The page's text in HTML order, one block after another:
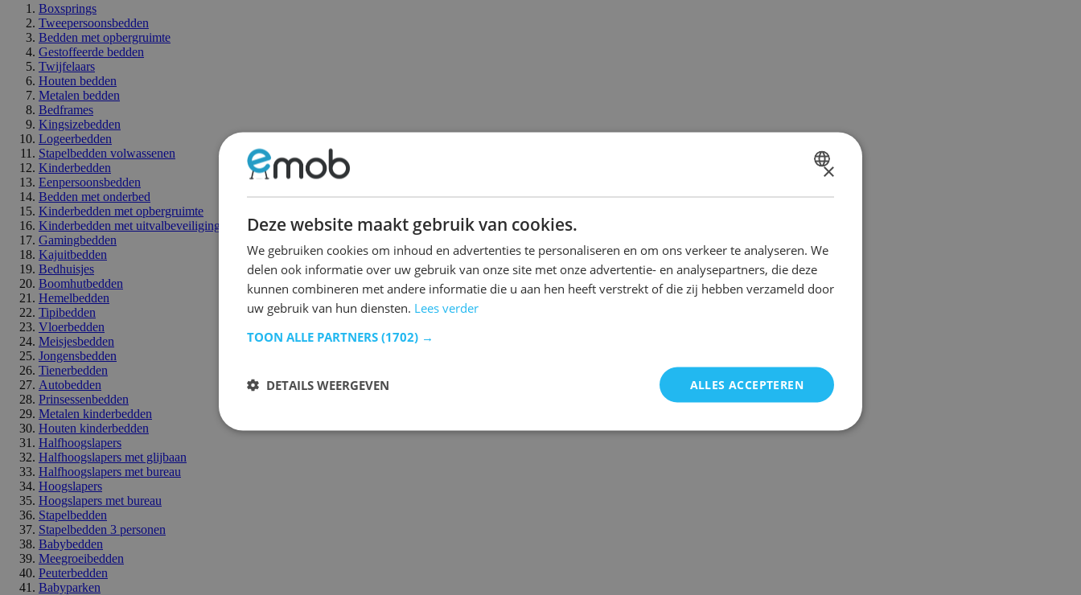
Boxsprings
Tweepersoonsbedden
Bedden met opbergruimte
Gestoffeerde bedden
Twijfelaars
Houten bedden
Metalen bedden
Bedframes
Kingsizebedden
Logeerbedden
Stapelbedden volwassenen
Kinderbedden
Eenpersoonsbedden
Bedden met onderbed
Kinderbedden met opbergruimte
Kinderbedden met uitvalbeveiliging
Gamingbedden
Kajuitbedden
Bedhuisjes
Boomhutbedden
Hemelbedden
Tipibedden
Vloerbedden
Meisjesbedden
Jongensbedden
Tienerbedden
Autobedden
Prinsessenbedden
Metalen kinderbedden
Houten kinderbedden
Halfhoogslapers
Halfhoogslapers met glijbaan
Halfhoogslapers met bureau
Hoogslapers
Hoogslapers met bureau
Stapelbedden
Stapelbedden 3 personen
Babybedden
Meegroeibedden
Peuterbedden
Babyparken
×
Deze website maakt gebruik van cookies.
We gebruiken cookies om inhoud en advertenties te personaliseren en om ons verkeer te analyseren. We
delen ook informatie over uw gebruik van onze site met onze advertentie- en analysepartners, die deze
kunnen combineren met andere informatie die u aan hen heeft verstrekt of die zij hebben verzameld door
uw gebruik van hun diensten. Lees verder
TOON ALLE PARTNERS (1702) →
ALLES ACCEPTEREN
DETAILS WEERGEVEN